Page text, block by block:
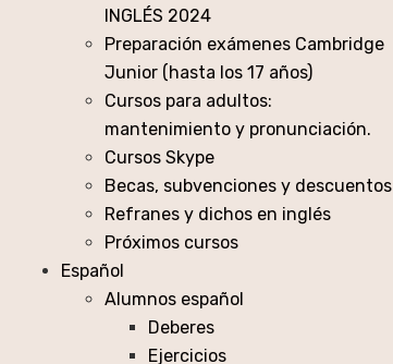
INGLÉS 2024
Preparación exámenes Cambridge
Junior (hasta los 17 años)
Cursos para adultos:
mantenimiento y pronunciación.
Cursos Skype
Becas, subvenciones y descuentos
Refranes y dichos en inglés
Próximos cursos
Español
Alumnos español
Deberes
Ejercicios